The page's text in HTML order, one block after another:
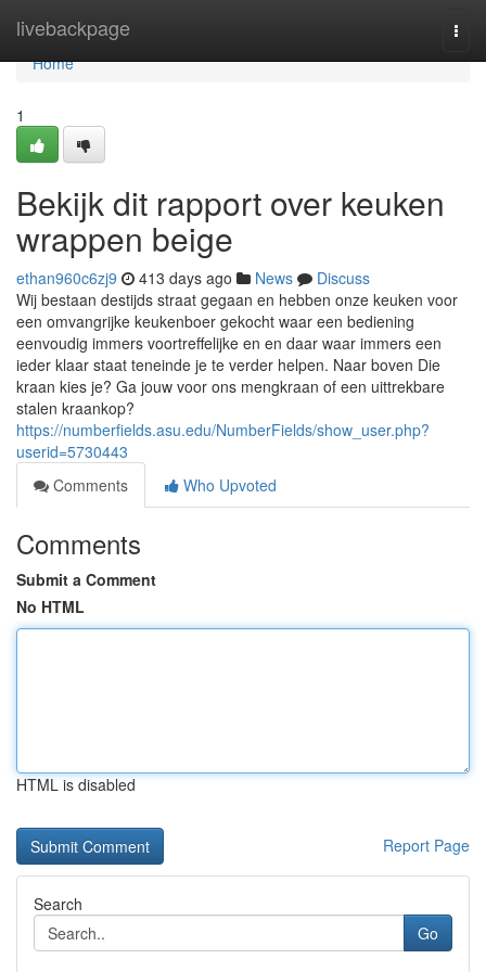
livebackpage
Home
Home
1
Bekijk dit rapport over keuken
wrappen beige
ethan960c6zj9 413 days ago News
Discuss
Wij bestaan destijds straat gegaan en hebben onze keuken voor
een omvangrijke keukenboer gekocht waar een bediening
eenvoudig immers voortreffelijke en en daar waar immers een
ieder klaar staat teneinde je te verder helpen. Naar boven Die
kraan kies je? Ga jouw voor ons mengkraan of een uittrekbare
stalen kraankop?
https://numberfields.asu.edu/NumberFields/show_user.php?
userid=5730443
Comments
Who Upvoted
Comments
Submit a Comment
No HTML
HTML is disabled
Report Page
Search
Go